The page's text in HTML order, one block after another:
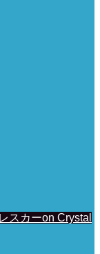
スカーon Crystal